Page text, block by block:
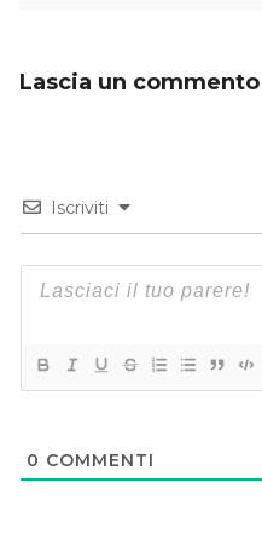
Lascia un commento
Iscriviti
0 COMMENTI